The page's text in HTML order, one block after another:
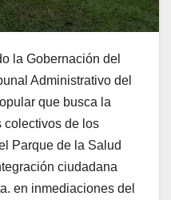
la Gobernación del
Administrativo del
que busca la
colectivos de los
Parque de la Salud
ciudadana
en inmediaciones del